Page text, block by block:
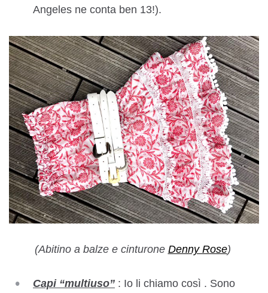
Angeles ne conta ben 13!).
(Abitino a balze e cinturone Denny Rose)
Capi “multiuso” : Io li chiamo così . Sono